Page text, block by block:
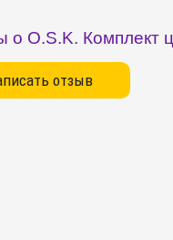
о O.S.K. Комплект